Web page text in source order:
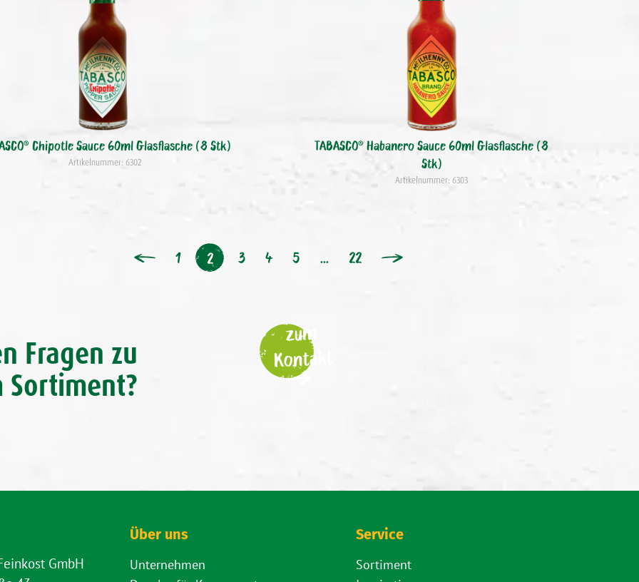
Chipotle Sauce 60ml Glasflasche (8 Stk)
Artikelnummer: 6302
TABASCO® Habanero Sauce 60ml Glasflasche (8
Stk)
Artikelnummer: 6303
1 2 3 4 5 … 22
Fragen zu
Sortiment?
zum
Kontakt
GmbH
Über uns
Unternehmen
Service
Sortiment